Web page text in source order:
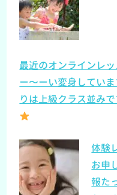
最近のオンラインレ
ー〜ーい変身してい
りは上級クラス並み
体験
お申
報た